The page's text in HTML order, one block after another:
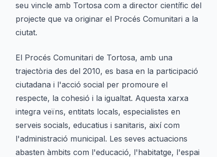
seu vincle amb Tortosa com a director científic del
projecte que va originar el Procés Comunitari a la
ciutat.
El Procés Comunitari de Tortosa, amb una
trajectòria des del 2010, es basa en la participació
ciutadana i l'acció social per promoure el
respecte, la cohesió i la igualtat. Aquesta xarxa
integra veïns, entitats locals, especialistes en
serveis socials, educatius i sanitaris, així com
l'administració municipal. Les seves actuacions
abasten àmbits com l'educació, l'habitatge, l'espai